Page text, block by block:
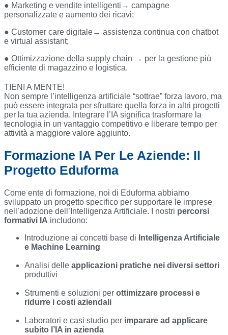
● Marketing e vendite intelligenti→ campagne
personalizzate e aumento dei ricavi;
● Customer care digitale→ assistenza continua con chatbot
e virtual assistant;
● Ottimizzazione della supply chain → per la gestione più
efficiente di magazzino e logistica.
TIENI A MENTE!
Non sempre l’intelligenza artificiale “sottrae” forza lavoro, ma
può essere integrata per sfruttare quella forza in altri progetti
per la tua azienda. Integrare l’IA significa trasformare la
tecnologia in un vantaggio competitivo e liberare tempo per
attività a maggiore valore aggiunto.
Formazione IA Per Le Aziende: Il
Progetto Eduforma
Come ente di formazione, noi di Eduforma abbiamo
sviluppato un progetto specifico per supportare le imprese
nell’adozione dell’Intelligenza Artificiale. I nostri percorsi
formativi IA includono:
Introduzione ai concetti base di Intelligenza Artificiale
e Machine Learning
Analisi delle applicazioni pratiche nei diversi settori
produttivi
Strumenti e soluzioni per ottimizzare processi e
ridurre i costi aziendali
Laboratori e casi studio per imparare ad applicare
subito l’IA in azienda